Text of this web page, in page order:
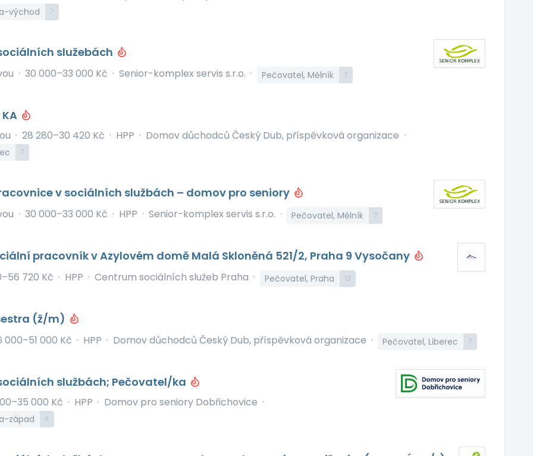
východ 7
služebách
· 30 000–33 000 Kč · Senior-komplex servis s.r.o. · Pečovatel, Mělník 7
KA
· 28 280–30 420 Kč · HPP · Domov důchodců Český Dub, příspěvková organizace ·
7
v sociálních službách – domov pro seniory
· 30 000–33 000 Kč · HPP · Senior-komplex servis s.r.o. · Pečovatel, Mělník 7
pracovník v Azylovém domě Malá Skloněná 521/2, Praha 9 Vysočany
720 Kč · HPP · Centrum sociálních služeb Praha · Pečovatel, Praha 13
(ž/m)
000–51 000 Kč · HPP · Domov důchodců Český Dub, příspěvková organizace · Pečovatel, Liberec 7
službách; Pečovatel/ka
000 Kč · HPP · Domov pro seniory Dobřichovice ·
západ 4